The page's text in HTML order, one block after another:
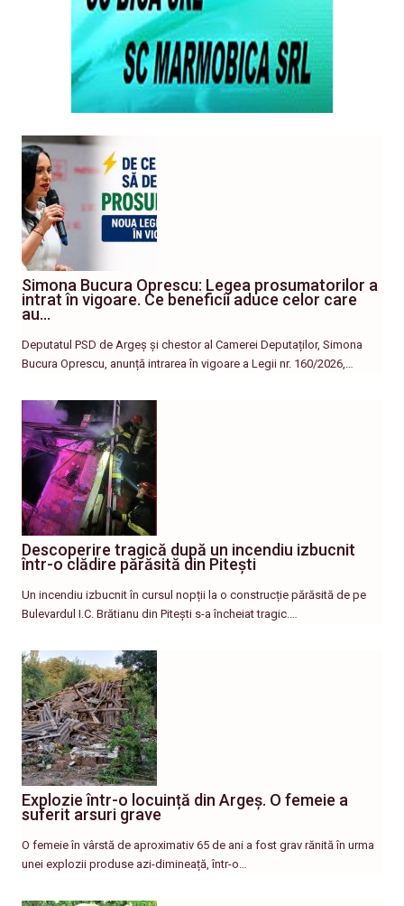
Simona Bucura Oprescu: Legea prosumatorilor a
intrat în vigoare. Ce beneficii aduce celor care
au…
Deputatul PSD de Argeș și chestor al Camerei Deputaților, Simona
Bucura Oprescu, anunță intrarea în vigoare a Legii nr. 160/2026,…
Descoperire tragică după un incendiu izbucnit
într-o clădire părăsită din Pitești
Un incendiu izbucnit în cursul nopții la o construcție părăsită de pe
Bulevardul I.C. Brătianu din Pitești s-a încheiat tragic.…
Explozie într-o locuință din Argeș. O femeie a
suferit arsuri grave
O femeie în vârstă de aproximativ 65 de ani a fost grav rănită în urma
unei explozii produse azi-dimineață, într-o…